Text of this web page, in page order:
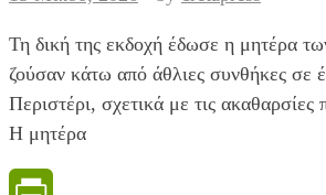
τον
Μαλλιαρό
Τη δική της εκδοχή έδωσε η μητέρα
ζούσαν κάτω από άθλιες συνθήκες σε
Περιστέρι, σχετικά με τις
Η μητέρα